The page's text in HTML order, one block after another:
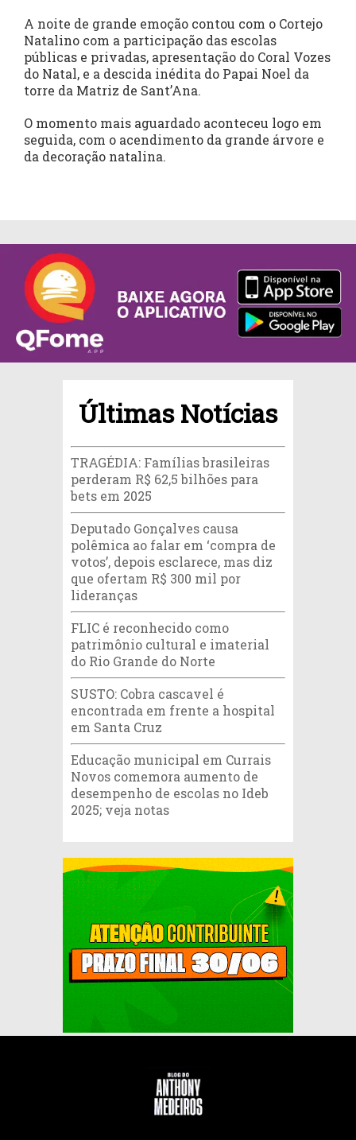
A noite de grande emoção contou com o Cortejo
Natalino com a participação das escolas
públicas e privadas, apresentação do Coral Vozes
do Natal, e a descida inédita do Papai Noel da
torre da Matriz de Sant’Ana.
O momento mais aguardado aconteceu logo em
seguida, com o acendimento da grande árvore e
da decoração natalina.
Últimas Notícias
TRAGÉDIA: Famílias brasileiras
perderam R$ 62,5 bilhões para
bets em 2025
Deputado Gonçalves causa
polêmica ao falar em ‘compra de
votos’, depois esclarece, mas diz
que ofertam R$ 300 mil por
lideranças
FLIC é reconhecido como
patrimônio cultural e imaterial
do Rio Grande do Norte
SUSTO: Cobra cascavel é
encontrada em frente a hospital
em Santa Cruz
Educação municipal em Currais
Novos comemora aumento de
desempenho de escolas no Ideb
2025; veja notas